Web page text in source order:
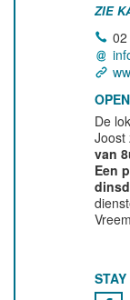
ZIE
De
van
Een